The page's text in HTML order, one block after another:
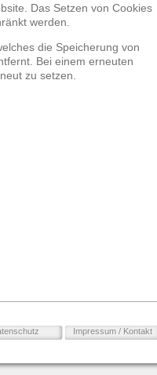
Das Setzen von Cookies
werden.
die Speicherung von
Bei einem erneuten
zu setzen.
Impressum / Kontakt